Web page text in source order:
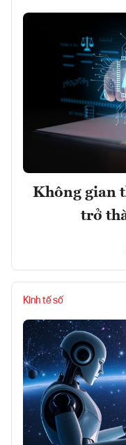
Không gian
trở
Kinh tế số